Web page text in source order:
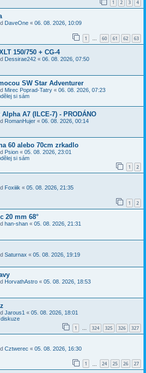
1 2 3 4
DaveOne « 06. 08. 2026, 10:09
1 … 60 61 62 63
150/750 + CG-4
Dessirae242 « 06. 08. 2026, 07:50
SW Star Adventurer
Mirec Poprad-Tatry « 06. 08. 2026, 07:23
si sám
A7 (ILCE-7) - PRODÁNO
RomanHujer « 06. 08. 2026, 00:14
60 alebo 70cm zrkadlo
Psion « 05. 08. 2026, 23:01
si sám
1 2
Foxiiik « 05. 08. 2026, 21:35
1 2
20 mm 68°
han-shan « 05. 08. 2026, 21:31
Saturnax « 05. 08. 2026, 19:19
HorvathAstro « 05. 08. 2026, 18:53
Jarous1 « 05. 08. 2026, 18:01
1 … 324 325 326 327
Cztwerec « 05. 08. 2026, 16:30
1 24 25 26 27